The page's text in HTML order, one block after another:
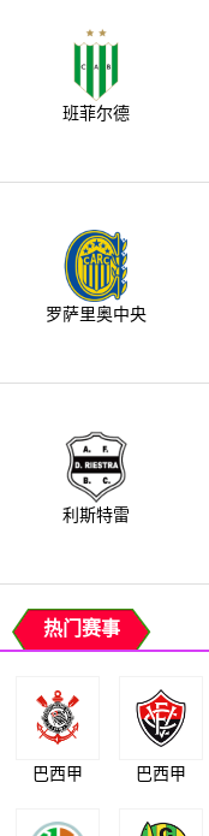
班菲尔德
罗萨里奥中央
利斯特雷
热门赛事
巴西甲 巴西甲